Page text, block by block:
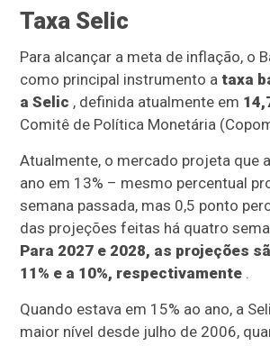
Taxa Selic
Para alcançar a meta de inflação, o
como principal instrumento ataxa
a Selic , definida atualmente em
Comitê de Política Monetária
Atualmente, o mercado projeta que
ano em 13% – mesmo percentual
semana passada, mas 0,5 ponto
das projeções feitas há quatro
Para 2027 e 2028, as projeções
11% e a 10%, respectivamente .
Quando estava em 15% ao ano, a
maior nível desde julho de 2006,